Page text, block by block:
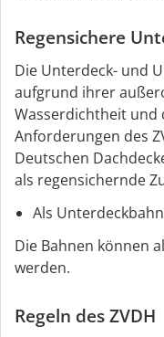
Regensichere
Die Unterdeck- und
aufgrund ihrer
Wasserdichtheit und
Anforderungen des
Deutschen
als regensichernde
Als
Die Bahnen können
werden.
Regeln des ZVDH